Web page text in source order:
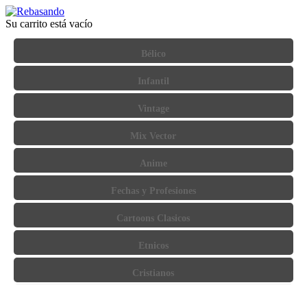
Su carrito está vacío
Bélico
Infantil
Vintage
Mix Vector
Anime
Fechas y Profesiones
Cartoons Clasicos
Etnicos
Cristianos